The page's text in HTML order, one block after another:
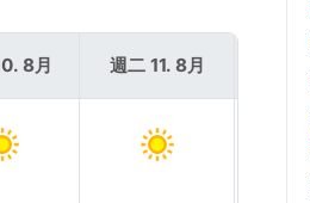
8月 週二 11. 8月